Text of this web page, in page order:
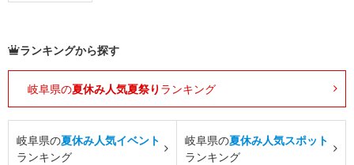
ランキングから探す
岐阜県の夏休み人気夏祭り ランキング
岐阜県の夏休み人気イベント
ランキング
岐阜県の夏休み人気スポット
ランキング